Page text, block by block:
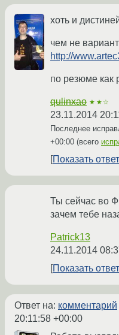
хоть и
чем не
http://
по резюме как
qulinxao ★★☆
23.11.2014
Последнее
+00:00 (всего
Показать ответ
Ты сейчас во
зачем тебе
Patrick13
24.11.2014
Показать ответ
Ответ на: комментарий
20:11:58 +00:00